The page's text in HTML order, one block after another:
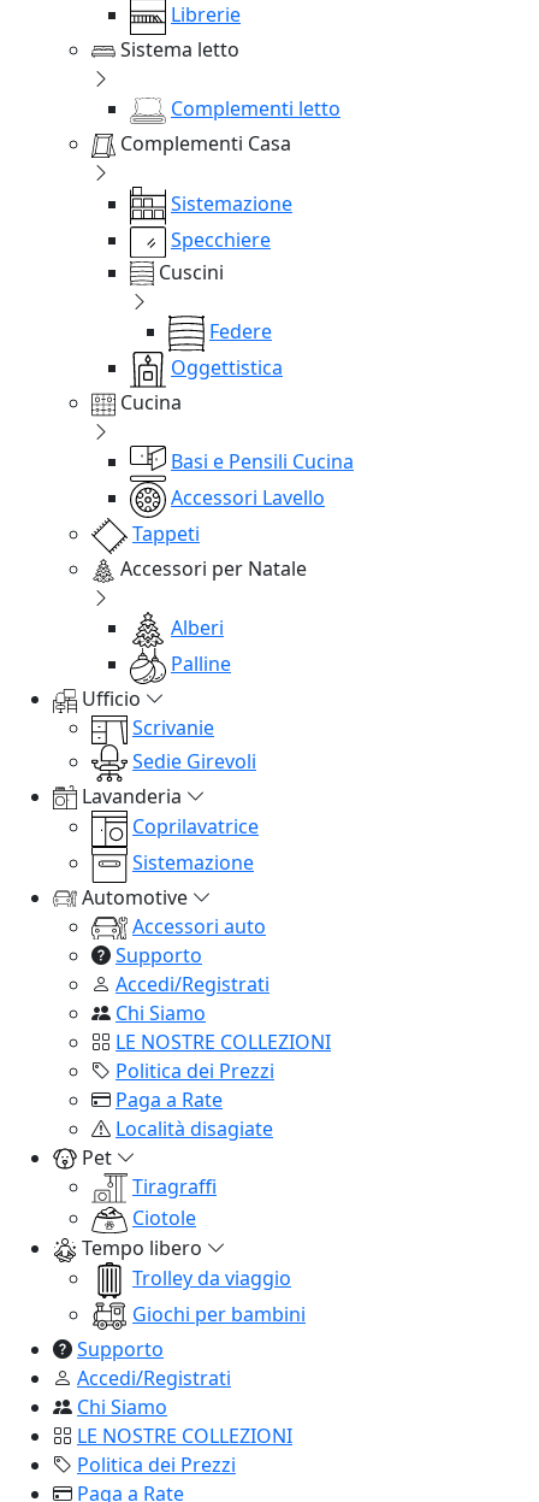
Librerie
Sistema letto
Complementi letto
Complementi Casa
Sistemazione
Specchiere
Cuscini
Federe
Oggettistica
Cucina
Basi e Pensili Cucina
Accessori Lavello
Tappeti
Accessori per Natale
Alberi
Palline
Ufficio
Scrivanie
Sedie Girevoli
Lavanderia
Coprilavatrice
Sistemazione
Automotive
Accessori auto
Supporto
Accedi/Registrati
Chi Siamo
LE NOSTRE COLLEZIONI
Politica dei Prezzi
Paga a Rate
Località disagiate
Pet
Tiragraffi
Ciotole
Tempo libero
Trolley da viaggio
Giochi per bambini
Supporto
Accedi/Registrati
Chi Siamo
LE NOSTRE COLLEZIONI
Politica dei Prezzi
Paga a Rate